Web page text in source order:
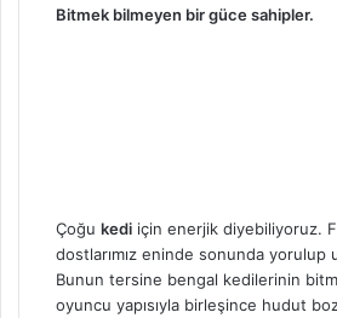
Bitmek bilmeyen bir güce sahipler.
Çoğu kedi için enerjik diyebiliyoruz.
dostlarımız eninde sonunda yorulup
Bunun tersine bengal kedilerinin
oyuncu yapısıyla birleşince hudut